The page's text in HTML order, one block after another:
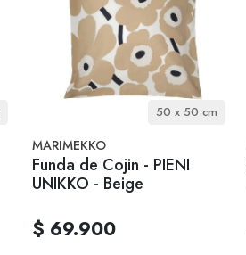
50 x 50 cm
MARIMEKKO
Funda de Cojin - PIENI
UNIKKO - Beige
$ 69.900